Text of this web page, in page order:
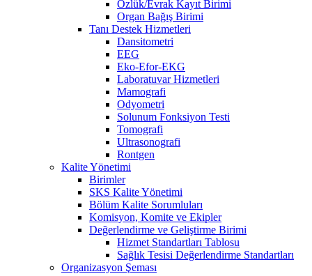
Özlük/Evrak Kayıt Birimi
Organ Bağış Birimi
Tanı Destek Hizmetleri
Dansitometri
EEG
Eko-Efor-EKG
Laboratuvar Hizmetleri
Mamografi
Odyometri
Solunum Fonksiyon Testi
Tomografi
Ultrasonografi
Rontgen
Kalite Yönetimi
Birimler
SKS Kalite Yönetimi
Bölüm Kalite Sorumluları
Komisyon, Komite ve Ekipler
Değerlendirme ve Geliştirme Birimi
Hizmet Standartları Tablosu
Sağlık Tesisi Değerlendirme Standartları
Organizasyon Şeması